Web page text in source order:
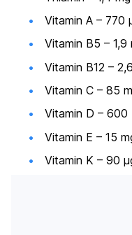
Vitamin A – 770
Vitamin B5 – 1,9
Vitamin B12 –
Vitamin C – 85
Vitamin D – 600
Vitamin E – 15
Vitamin K – 90